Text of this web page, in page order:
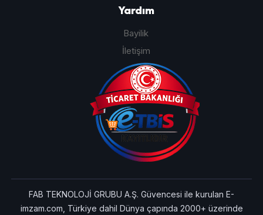
Yardım
Bayilik
İletişim
FAB TEKNOLOJİ GRUBU A.Ş. Güvencesi ile kurulan E-
imzam.com, Türkiye dahil Dünya çapında 2000+ üzerinde